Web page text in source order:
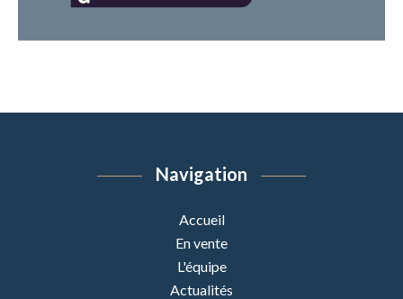
Navigation
Accueil
En vente
L'équipe
Actualités